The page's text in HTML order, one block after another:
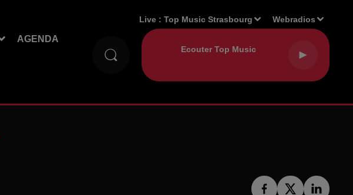
AGENDA
Live :Top Music Strasbourg Webradios